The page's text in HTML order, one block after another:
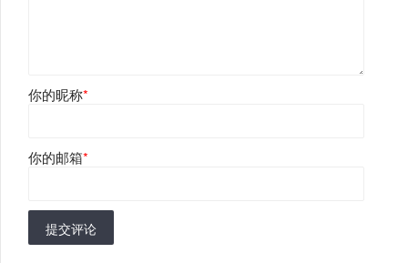
你的昵称*
你的邮箱*
提交评论